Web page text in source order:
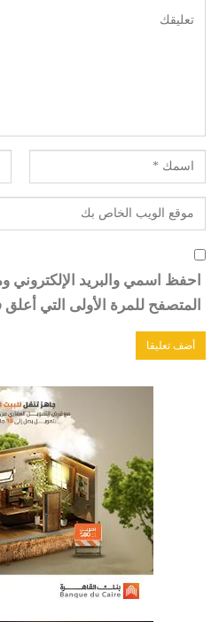
احفظ اسمي والبريد الإلكتروني
المتصفح للمرة الأولى التي أعلق